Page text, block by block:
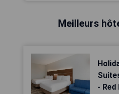
Meilleurs
- Red